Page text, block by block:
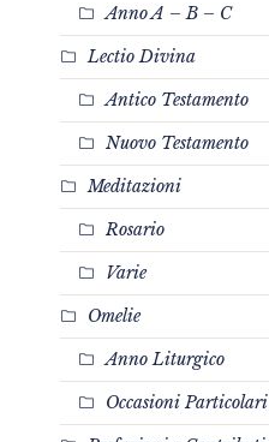
Anno A – B – C
Lectio Divina
Antico Testamento
Nuovo Testamento
Meditazioni
Rosario
Varie
Omelie
Anno Liturgico
Occasioni Particolari